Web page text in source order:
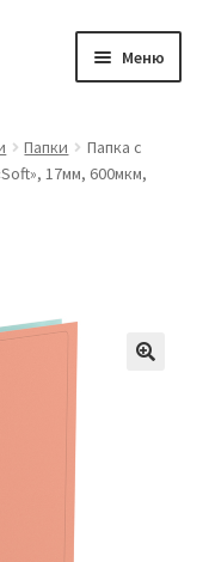
Меню
меню
Папки
Папка c
17мм, 600мкм,